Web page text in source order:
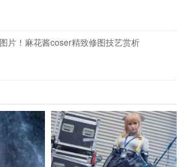
片！麻花酱coser精致修图技艺赏析